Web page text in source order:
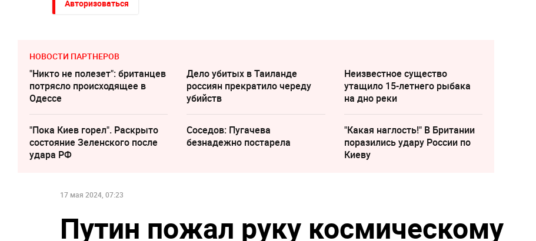
Авторизоваться
НОВОСТИ ПАРТНЕРОВ
"Никто не полезет": британцев
потрясло происходящее в
Одессе
Дело убитых в Таиланде
россиян прекратило череду
убийств
Неизвестное существо
утащило 15-летнего рыбака
на дно реки
"Пока Киев горел". Раскрыто
состояние Зеленского после
удара РФ
Соседов: Пугачева
безнадежно постарела
"Какая наглость!" В Британии
поразились удару России по
Киеву
17 мая 2024, 07:23
Путин пожал руку космическому